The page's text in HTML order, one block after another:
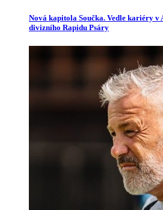
Nová kapitola Součka. Vedle kariéry
divizního Rapidu Psáry